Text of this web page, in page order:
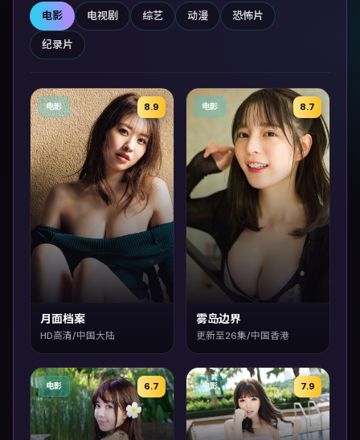
电影 电视剧 综艺 动漫 恐怖片
纪录片
8.9
电影
月面档案
HD高清/中国大陆
8.7
电影
雾岛边界
更新至26集/中国香港
6.7
电影 7.9
电影